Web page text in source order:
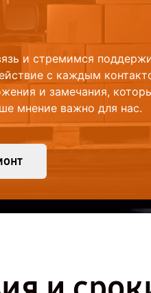
и стремимся
с каждым
и замечания,
мнение важно для нас.